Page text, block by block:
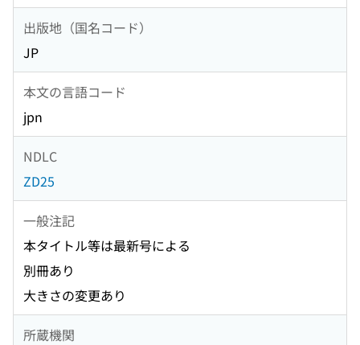
出版地（国名コード）
JP
本文の言語コード
jpn
NDLC
ZD25
一般注記
本タイトル等は最新号による
別冊あり
大きさの変更あり
所蔵機関